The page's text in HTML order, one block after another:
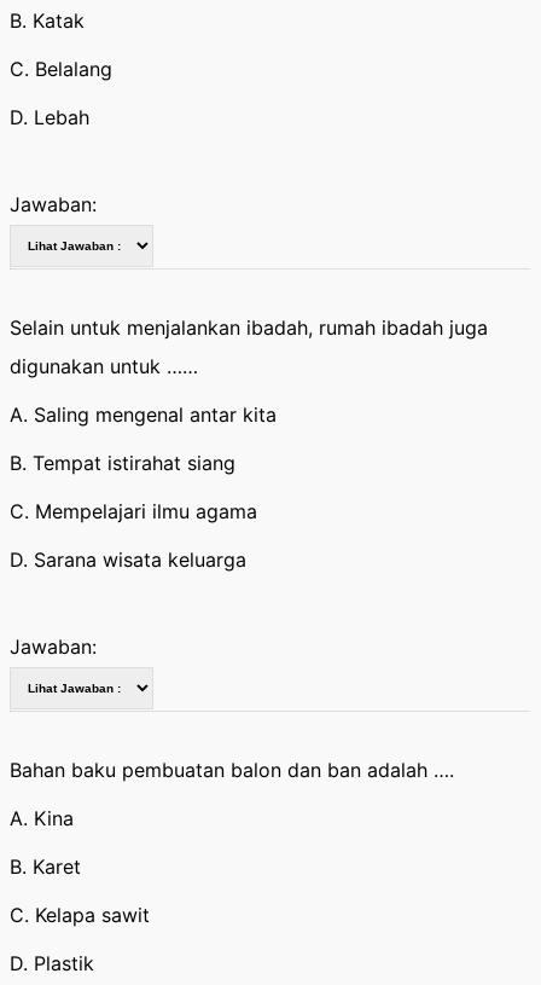
B. Katak
C. Belalang
D. Lebah
Jawaban:
Selain untuk menjalankan ibadah, rumah ibadah juga
digunakan untuk ……
A. Saling mengenal antar kita
B. Tempat istirahat siang
C. Mempelajari ilmu agama
D. Sarana wisata keluarga
Jawaban:
Bahan baku pembuatan balon dan ban adalah ….
A. Kina
B. Karet
C. Kelapa sawit
D. Plastik